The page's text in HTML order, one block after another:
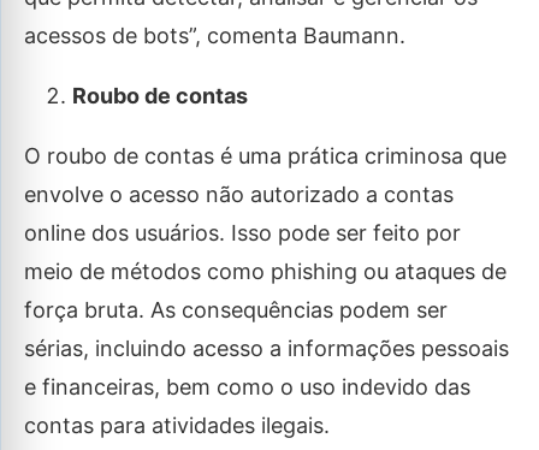
acessos de bots”, comenta Baumann.
Roubo de contas
O roubo de contas é uma prática criminosa que
envolve o acesso não autorizado a contas
online dos usuários. Isso pode ser feito por
meio de métodos como phishing ou ataques de
força bruta. As consequências podem ser
sérias, incluindo acesso a informações pessoais
e financeiras, bem como o uso indevido das
contas para atividades ilegais.